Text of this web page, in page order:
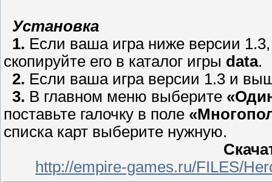
Установка
1. Если ваша игра ниже версии
скопируйте его в каталог игры data.
2. Если ваша игра версии 1.3 и
3. В главном меню выберите
поставьте галочку в поле
списка карт выберите нужную.
http://empire-games.ru/FILES/